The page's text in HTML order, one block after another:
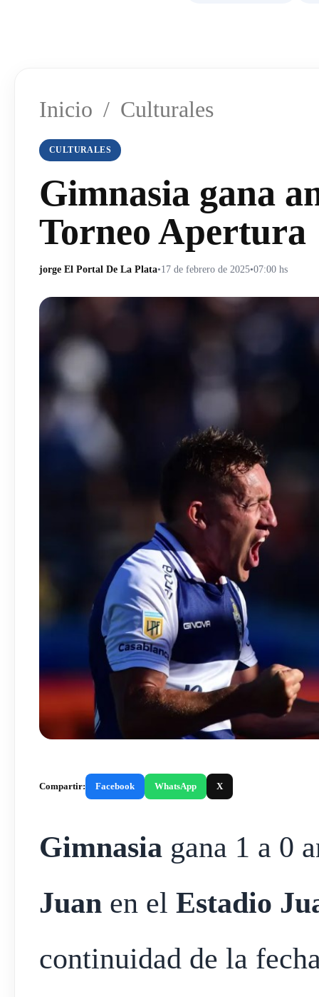
Inicio / Culturales
CULTURALES
Gimnasia gana
Torneo Apertura
jorge El Portal De La Plata•17 de febrero de 2025•07:00 hs
Compartir: Facebook WhatsApp X
Gimnasia gana 1 a 0
Juan en el Estadio
continuidad de la